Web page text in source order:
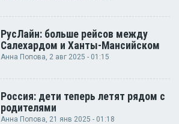
РусЛайн: больше рейсов между
Салехардом и Ханты-Мансийском
Анна Попова, 2 авг 2025 - 01:15
Россия: дети теперь летят рядом с
родителями
Анна Попова, 21 янв 2025 - 01:18